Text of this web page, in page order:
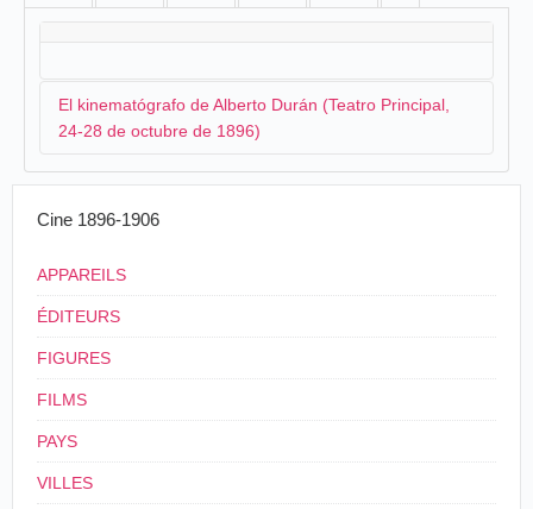
El kinematógrafo de Alberto Durán (Teatro Principal,
24-28 de octubre de 1896)
su estancia en
ayuntamiento de Pamplona, el 22 de octubre de 1896,
para poder presentar su kinematógrafo en el Teatro
Principal.
personal que acompaña
Cine 1896-1906
APPAREILS
ÉDITEURS
FIGURES
FILMS
PAYS
VILLES